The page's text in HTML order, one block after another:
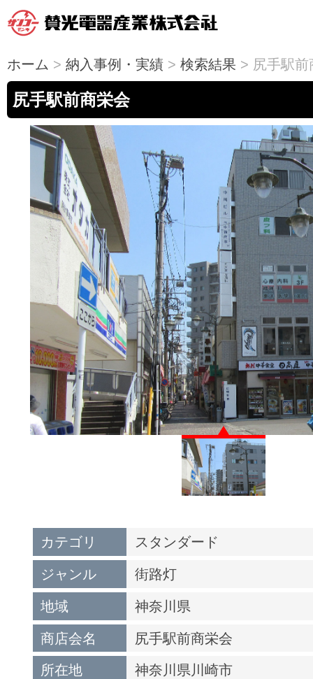
ホーム > 納入事例・実績 > 検索結果 > 尻手駅前
尻手駅前商栄会
カテゴリ スタンダード
ジャンル 街路灯
地域 神奈川県
商店会名 尻手駅前商栄会
所在地 神奈川県川崎市